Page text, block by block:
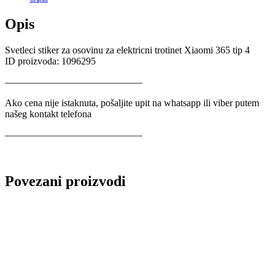
Opis
Svetleci stiker za osovinu za elektricni trotinet Xiaomi 365 tip 4
ID proizvoda: 1096295
——————————————
Ako cena nije istaknuta, pošaljite upit na whatsapp ili viber putem
našeg kontakt telefona
——————————————
Povezani proizvodi